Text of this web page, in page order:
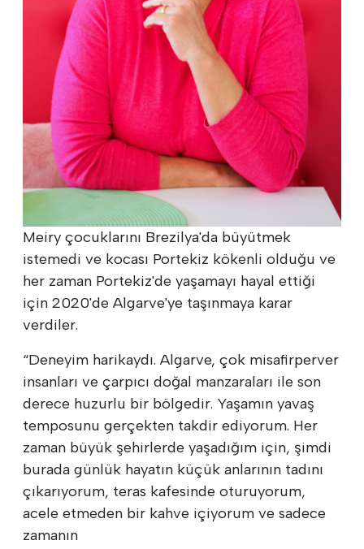
Meiry çocuklarını Brezilya'da büyütmek
istemedi ve kocası Portekiz kökenli olduğu ve
her zaman Portekiz'de yaşamayı hayal ettiği
için 2020'de Algarve'ye taşınmaya karar
verdiler.
“Deneyim harikaydı. Algarve, çok misafirperver
insanları ve çarpıcı doğal manzaraları ile son
derece huzurlu bir bölgedir. Yaşamın yavaş
temposunu gerçekten takdir ediyorum. Her
zaman büyük şehirlerde yaşadığım için, şimdi
burada günlük hayatın küçük anlarının tadını
çıkarıyorum, teras kafesinde oturuyorum,
acele etmeden bir kahve içiyorum ve sadece
zamanın